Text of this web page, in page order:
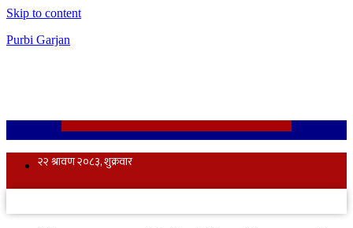
Skip to content
Purbi Garjan